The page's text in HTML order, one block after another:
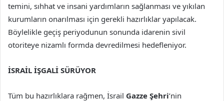
temini, sıhhat ve insani yardımların sağlanması ve yıkılan
kurumların onarılması için gerekli hazırlıklar yapılacak.
Böylelikle geçiş periyodunun sonunda idarenin sivil
otoriteye nizamlı formda devredilmesi hedefleniyor.
İSRAİL İŞGALİ SÜRÜYOR
Tüm bu hazırlıklara rağmen, İsrail Gazze Şehri’nin